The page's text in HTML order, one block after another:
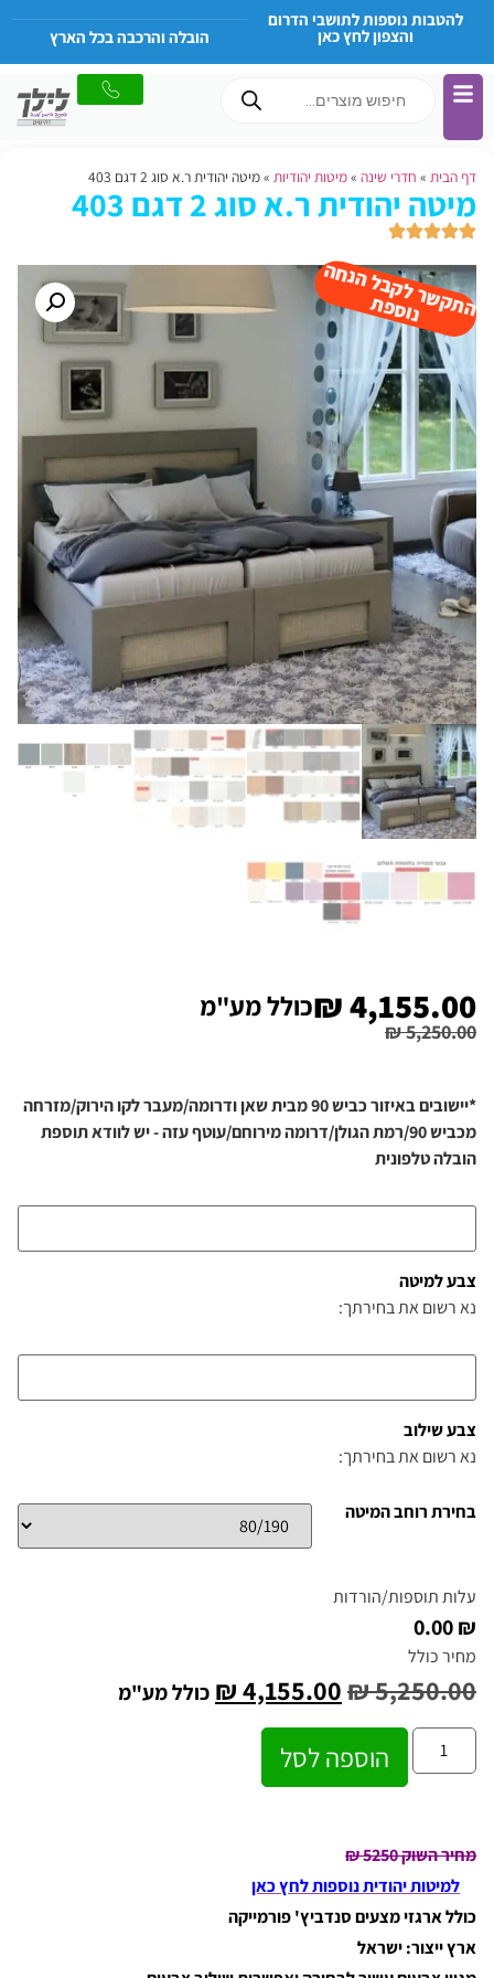
להטבות נוספות לתושבי הדרום
והצפון לחץ כאן הובלה והרכבה בכל הארץ
דף הבית » חדרי שינה »מיטות יהודיות »מיטה יהודית ר.א סוג 2 דגם 403
מיטה יהודית ר.א סוג 2 דגם 403
ה
ת
ק
ש
ר
ל
ק
ב
ל
הנ
ח
ה
נו
ס
פ
ת
₪5,250.00
₪4,155.00 כולל מע"מ
*יישובים באיזור כביש 90 מבית שאן ודרומה/מעבר לקו הירוק/מזרחה
מכביש 90/רמת הגולן/דרומה מירוחם/עוטף עזה - יש לוודא תוספת
הובלה טלפונית
בחירת רוחב המיטה
צבע למיטה
נא רשום את בחירתך:
צבע שילוב
נא רשום את בחירתך:
עלות תוספות/הורדות
₪ 0.00
מחיר כולל
₪5,250.00
₪4,155.00 כולל מע"מ
הוספה לסל
מחיר השוק 5250
₪
למיטות יהודית נוספות לחץ כאן
כולל ארגזי מצעים סנדביץ' פורמייקה
ארץ ייצור: ישראל